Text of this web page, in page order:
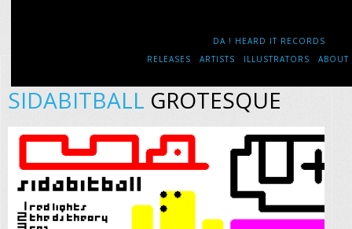
DA ! HEARD IT RECORDS
RELEASES
ARTISTS ILLUSTRATORS ABOUT
SIDABITBALL GROTESQUE